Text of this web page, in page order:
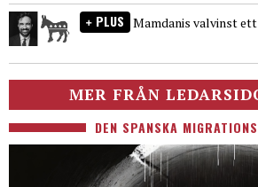
PLUS Mamdanis valvinst
MER FRÅN
DEN SPANSKA